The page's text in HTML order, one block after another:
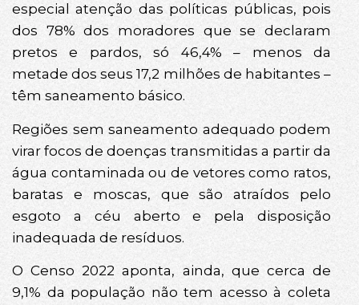
especial atenção das políticas públicas, pois
dos 78% dos moradores que se declaram
pretos e pardos, só 46,4% – menos da
metade dos seus 17,2 milhões de habitantes –
têm saneamento básico.
Regiões sem saneamento adequado podem
virar focos de doenças transmitidas a partir da
água contaminada ou de vetores como ratos,
baratas e moscas, que são atraídos pelo
esgoto a céu aberto e pela disposição
inadequada de resíduos.
O Censo 2022 aponta, ainda, que cerca de
9,1% da população não tem acesso à coleta